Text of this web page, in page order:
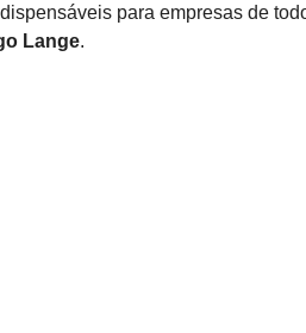
para empresas de
Lange.